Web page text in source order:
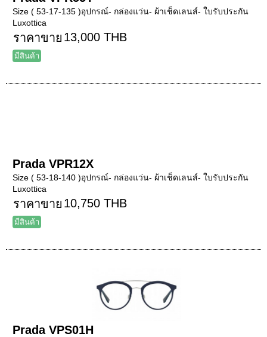
Size ( 53-17-135 )อุปกรณ์- กล่องแว่น- ผ้าเช็ดเลนส์- ใบรับประกัน
Luxottica
ราคาขาย 13,000 THB
มีสินค้า
Prada VPR12X
Size ( 53-18-140 )อุปกรณ์- กล่องแว่น- ผ้าเช็ดเลนส์- ใบรับประกัน
Luxottica
ราคาขาย 10,750 THB
มีสินค้า
Prada VPS01H